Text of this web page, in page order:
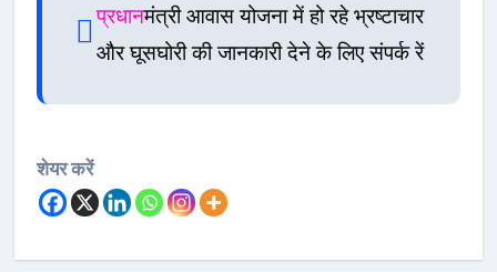
प्रधानमंत्री आवास योजना में हो रहे भ्रष्टाचार
और घूसघोरी की जानकारी देने के लिए संपर्क रें
शेयर करें